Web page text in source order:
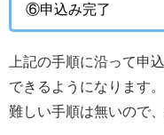
⑥申込み完了
上記の手順に沿って申
できるようになります。
難しい手順は無いので